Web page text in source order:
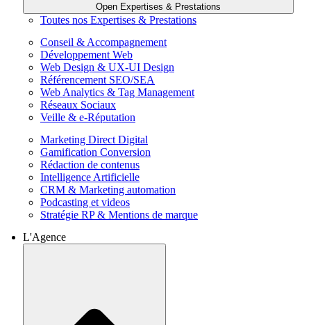
Open Expertises & Prestations
Toutes nos Expertises & Prestations
Conseil & Accompagnement
Développement Web
Web Design & UX-UI Design
Référencement SEO/SEA
Web Analytics & Tag Management
Réseaux Sociaux
Veille & e-Réputation
Marketing Direct Digital
Gamification Conversion
Rédaction de contenus
Intelligence Artificielle
CRM & Marketing automation
Podcasting et videos
Stratégie RP & Mentions de marque
L'Agence